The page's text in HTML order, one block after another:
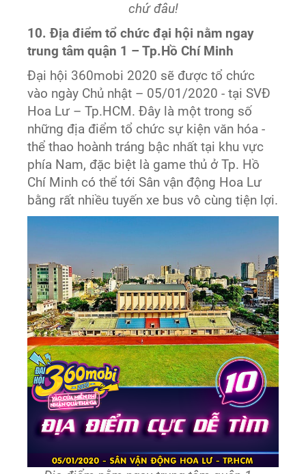
chứ đâu!
10. Địa điểm tổ chức đại hội nằm ngay
trung tâm quận 1 – Tp.Hồ Chí Minh
Đại hội 360mobi 2020 sẽ được tổ chức
vào ngày Chủ nhật – 05/01/2020 - tại SVĐ
Hoa Lư – Tp.HCM. Đây là một trong số
những địa điểm tổ chức sự kiện văn hóa -
thể thao hoành tráng bậc nhất tại khu vực
phía Nam, đặc biệt là game thủ ở Tp. Hồ
Chí Minh có thể tới Sân vận động Hoa Lư
bằng rất nhiều tuyến xe bus vô cùng tiện lợi.